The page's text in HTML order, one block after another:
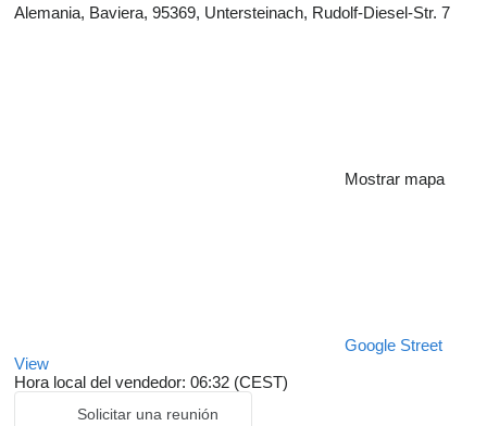
Alemania, Baviera, 95369, Untersteinach, Rudolf-Diesel-Str. 7
Mostrar mapa
Google Street
View
Hora local del vendedor: 06:32 (CEST)
Solicitar una reunión